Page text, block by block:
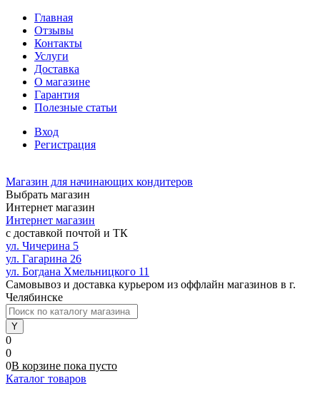
Главная
Отзывы
Контакты
Услуги
Доставка
О магазине
Гарантия
Полезные статьи
Вход
Регистрация
Магазин для начинающих кондитеров
Выбрать магазин
Интернет магазин
Интернет магазин
с доставкой почтой и ТК
ул. Чичерина 5
ул. Гагарина 26
ул. Богдана Хмельницкого 11
Самовывоз и доставка курьером из оффлайн магазинов в г.
Челябинске
0
0
0В корзине пока пусто
Каталог товаров